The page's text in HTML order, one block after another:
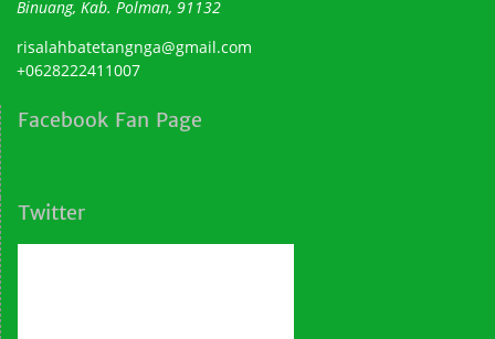
Binuang, Kab. Polman, 91132
risalahbatetangnga@gmail.com
+0628222411007
Facebook Fan Page
Twitter